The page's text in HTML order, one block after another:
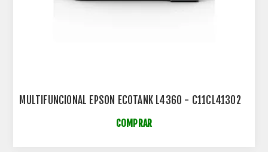
MULTIFUNCIONAL EPSON ECOTANK L4360 - C11CL41302
COMPRAR